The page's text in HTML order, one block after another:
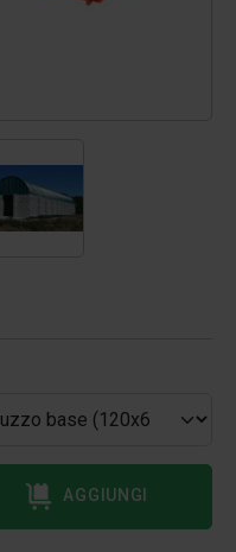
AGGIUNGI